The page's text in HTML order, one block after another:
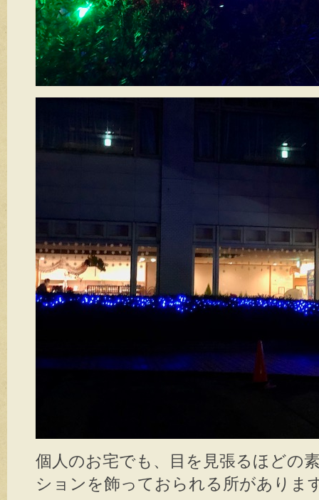
個人のお宅でも、目を見張るほどの
ションを飾っておられる所がありま